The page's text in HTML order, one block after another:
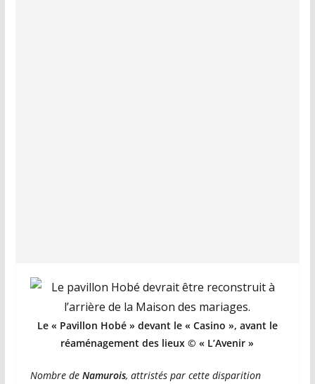
Le « Pavillon Hobé » devant le « Casino », avant le
réaménagement des lieux © « L’Avenir »
Nombre de Namurois, attristés par cette disparition